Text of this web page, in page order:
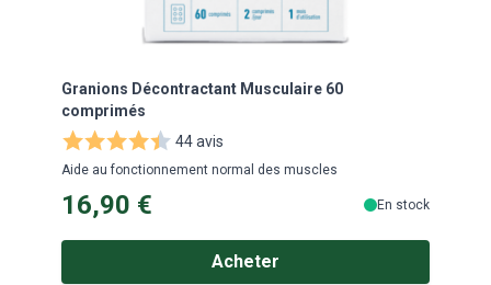
Granions Décontractant Musculaire 60
comprimés
44 avis
Aide au fonctionnement normal des muscles
16,90 € En stock
Acheter